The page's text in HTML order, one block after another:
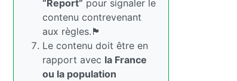
“Report” pour signaler le
contenu contrevenant
aux règles.🏴
Le contenu doit être en
rapport avec la France
ou la population